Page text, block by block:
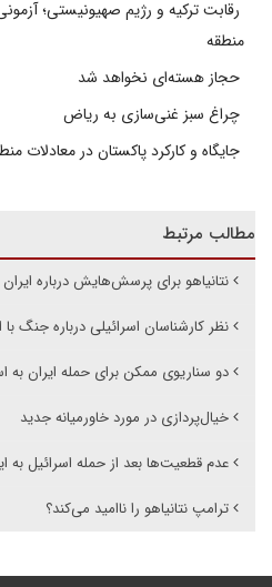
رقابت ترکیه و رژیم صهیونیستی؛
منطقه
حجاز هسته‌ای نخواهد شد
چراغ سبز غنی‌سازی به ریاض
جایگاه و کارکرد پاکستان در معادلات
مطالب مرتبط
نتانیاهو برای پرسش‌هایش درباره
نظر کارشناسان اسرائیلی درباره جنگ با
دو سناریوی ممکن برای حمله ایران به
خیال‌پردازی در مورد خاورمیانه جدید
عدم قطعیت‌ها بعد از حمله اسرائیل به
ترامپ نتانیاهو را ناامید می‌کند؟